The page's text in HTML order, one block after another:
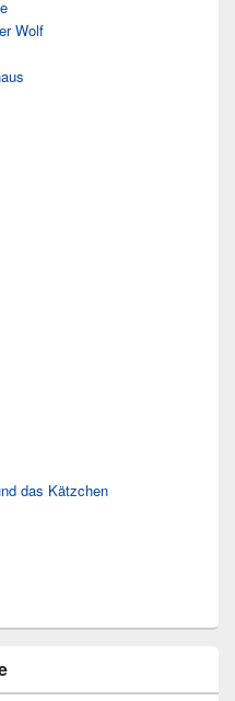
Wolf
das Kätzchen